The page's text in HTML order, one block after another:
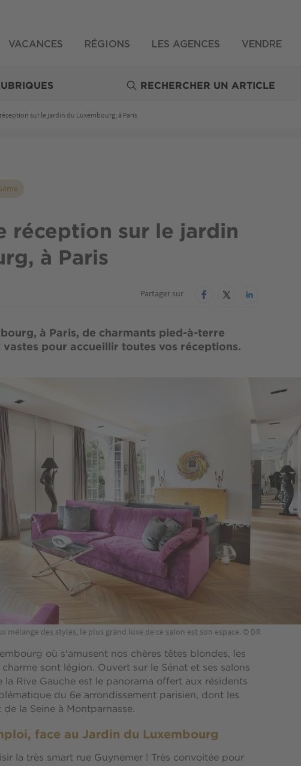
VACANCES RÉGIONS LES AGENCES VENDRE
RECHERCHER UN ARTICLE
sur le jardin du Luxembourg, à Paris
réception sur le jardin
à Paris
Partager sur
à Paris, de charmants pied-à-terre
vastes pour accueillir toutes vos réceptions.
mélange des styles, le plus grand luxe de ce salon est son espace. © DR
où s'amusent nos chères têtes blondes, les
sont légion. Ouvert sur le Sénat et ses salons
Rive Gauche est le panorama offert aux résidents
du 6e arrondissement parisien, dont les
de la Seine à Montparnasse.
face au Jardin du Luxembourg
la très smart rue Guynemer ! Très convoitée pour